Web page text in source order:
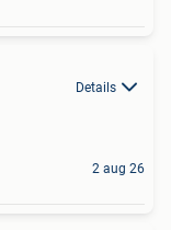
Details
2 aug 26